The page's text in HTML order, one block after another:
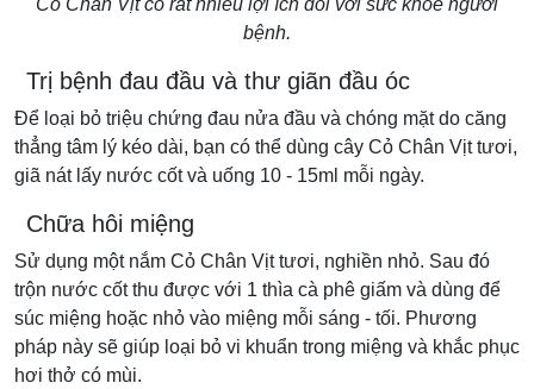
bệnh.
Trị bệnh đau đầu và thư giãn đầu óc
Để loại bỏ triệu chứng đau nửa đầu và chóng mặt do căng
thẳng tâm lý kéo dài, bạn có thể dùng cây Cỏ Chân Vịt tươi,
giã nát lấy nước cốt và uống 10 - 15ml mỗi ngày.
Chữa hôi miệng
Sử dụng một nắm Cỏ Chân Vịt tươi, nghiền nhỏ. Sau đó
trộn nước cốt thu được với 1 thìa cà phê giấm và dùng để
súc miệng hoặc nhỏ vào miệng mỗi sáng - tối. Phương
pháp này sẽ giúp loại bỏ vi khuẩn trong miệng và khắc phục
hơi thở có mùi.